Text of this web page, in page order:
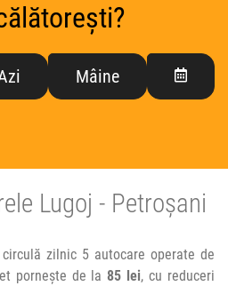
Mâine
Lugoj - Petroșani
zilnic 5 autocare operate de
pornește de la85 lei, cu reduceri